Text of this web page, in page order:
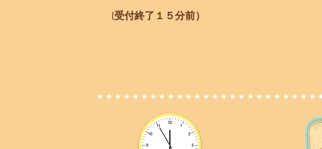
​(受付終了１５分前）